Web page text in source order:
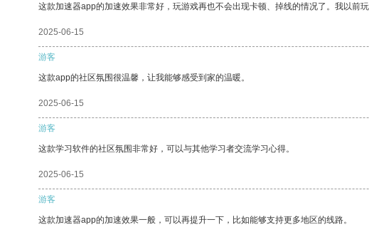
这款加速器app的加速效果非常好，玩游戏再也不会出现卡顿、掉线的情况了。我以前
2025-06-15
游客
这款app的社区氛围很温馨，让我能够感受到家的温暖。
2025-06-15
游客
这款学习软件的社区氛围非常好，可以与其他学习者交流学习心得。
2025-06-15
游客
这款加速器app的加速效果一般，可以再提升一下，比如能够支持更多地区的线路。